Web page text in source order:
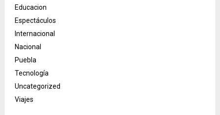
Educacion
Espectáculos
Internacional
Nacional
Puebla
Tecnología
Uncategorized
Viajes